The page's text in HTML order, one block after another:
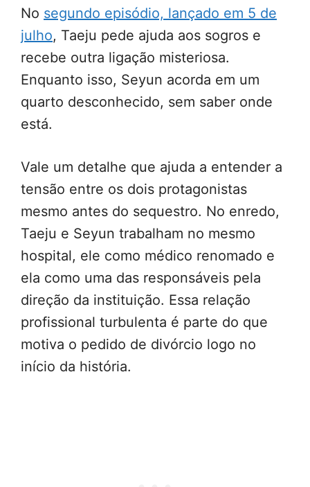
No segundo episódio, lançado em 5 de
julho, Taeju pede ajuda aos sogros e
recebe outra ligação misteriosa.
Enquanto isso, Seyun acorda em um
quarto desconhecido, sem saber onde
está.
Vale um detalhe que ajuda a entender a
tensão entre os dois protagonistas
mesmo antes do sequestro. No enredo,
Taeju e Seyun trabalham no mesmo
hospital, ele como médico renomado e
ela como uma das responsáveis pela
direção da instituição. Essa relação
profissional turbulenta é parte do que
motiva o pedido de divórcio logo no
início da história.